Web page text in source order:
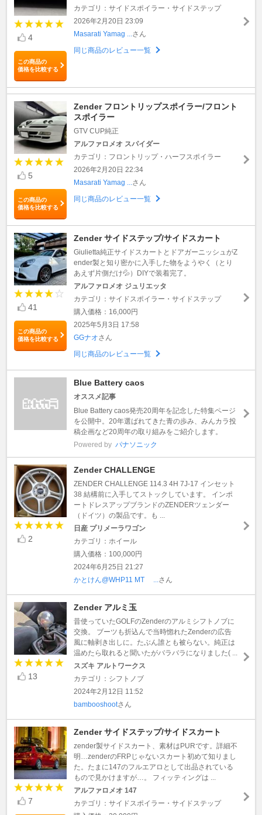
4
この商品の
価格を比較する
カテゴリ：サイドスポイラー・サイドステップ
2026年2月20日 23:09
Masarati Yamag ... さん
同じ商品のレビュー一覧
5
この商品の
価格を比較する
Zender フロントリップスポイラー/フロント
スポイラー
GTV CUP純正
アルファロメオ スパイダー
カテゴリ：フロントリップ・ハーフスポイラー
2026年2月20日 22:34
Masarati Yamag ... さん
同じ商品のレビュー一覧
41
この商品の
価格を比較する
Zender サイドステップ/サイドスカート
Giulietta純正サイドスカートとドアガーニッシュがZ
ender製と知り密かに入手した物をようやく（とり
あえず片側だけ💦）DIYで装着完了。
アルファロメオ ジュリエッタ
カテゴリ：サイドスポイラー・サイドステップ
購入価格：16,000円
2025年5月3日 17:58
GGナオさん
同じ商品のレビュー一覧
Blue Battery caos
オススメ記事
Blue Battery caos発売20周年を記念した特集ページ
を公開中。20年選ばれてきた青の歩み、みんカラ投
稿企画など20周年の取り組みをご紹介します。
Powered by パナソニック
2
Zender CHALLENGE
ZENDER CHALLENGE 114.3 4H 7J-17 インセット
38 結構前に入手してストックしています。 インポ
ートドレスアップブランドのZENDERツェンダー
（ドイツ）の製品です。も ...
日産 プリメーラワゴン
カテゴリ：ホイール
購入価格：100,000円
2024年6月25日 21:27
かとけん@WHP11 MT ... さん
13
Zender アルミ玉
昔使っていたGOLFのZenderのアルミシフトノブに
交換。 ブーツも折込んで当時惚れたZenderの広告
風に軸剥き出しに。たぶん誰とも被らない。純正は
温めたら取れると聞いたがバラバラになりました( ...
スズキ アルトワークス
カテゴリ：シフトノブ
2024年2月12日 11:52
bambooshootさん
7
Zender サイドステップ/サイドスカート
zender製サイドスカート、素材はPURです。詳細不
明…zenderのFRPじゃないスカート初めて知りまし
た。たまに147のフルエアロとして出品されている
もので見かけますが…。 フィッティングは ...
アルファロメオ 147
カテゴリ：サイドスポイラー・サイドステップ